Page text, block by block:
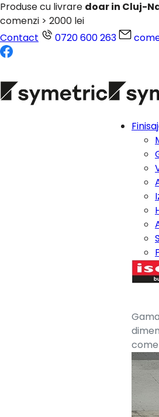
Produse cu livrare doar in Cluj-
comenzi > 2000 lei
Contact
0720 600 263